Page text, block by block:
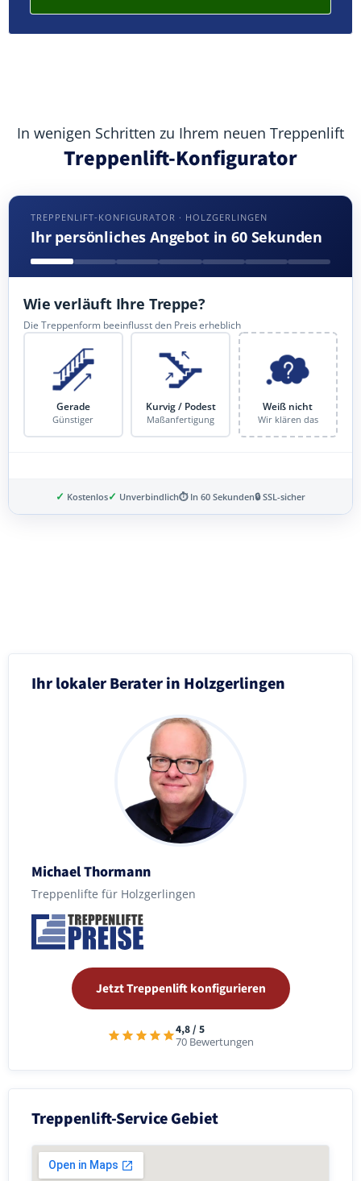
In wenigen Schritten zu Ihrem neuen Treppenlift
Treppenlift-Konfigurator
TREPPENLIFT-KONFIGURATOR · HOLZGERLINGEN
Ihr persönliches Angebot in 60 Sekunden
Wie verläuft Ihre Treppe?
Die Treppenform beeinflusst den Preis erheblich
Gerade
Günstiger
Kurvig / Podest
Maßanfertigung
Weiß nicht
Wir klären das
✓ Kostenlos✓ Unverbindlich⏱ In 60 Sekunden🔒 SSL-sicher
Ihr lokaler Berater in Holzgerlingen
Michael Thormann
Treppenlifte für Holzgerlingen
Jetzt Treppenlift konfigurieren
4,8 / 5
70 Bewertungen
Treppenlift-Service Gebiet